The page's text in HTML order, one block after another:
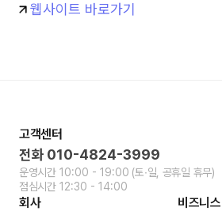
웹사이트 바로가기
고객센터
전화 010-4824-3999
운영시간 10:00 - 19:00 (토∙일, 공휴일 휴무)
점심시간 12:30 - 14:00
회사 비즈니스